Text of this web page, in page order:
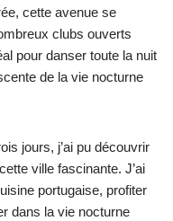
cette avenue se
clubs ouverts
pour danser toute la nuit
de la vie nocturne
jours, j’ai pu découvrir
ville fascinante. J’ai
portugaise, profiter
dans la vie nocturne